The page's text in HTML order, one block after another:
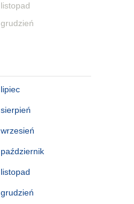
listopad
grudzień
lipiec
sierpień
wrzesień
październik
listopad
grudzień